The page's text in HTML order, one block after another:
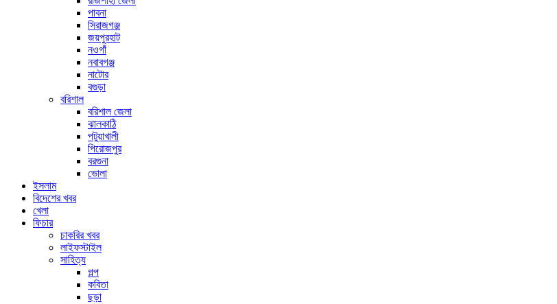
পাবনা
সিরাজগঞ্জ
জয়পুরহাট
নওগাঁ
নবাবগঞ্জ
নাটোর
বগুড়া
বরিশাল
বরিশাল জেলা
ঝালকাঠি
পটুয়াখালী
পিরোজপুর
বরগুনা
ভোলা
ইসলাম
বিদেশের খবর
খেলা
ফিচার
চাকরির খবর
লাইফস্টাইল
সাহিত্য
গল্প
কবিতা
ছড়া